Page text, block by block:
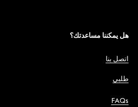
هل يمكننا مساعدتك؟
اتصل بنا
طلبي
FAQs